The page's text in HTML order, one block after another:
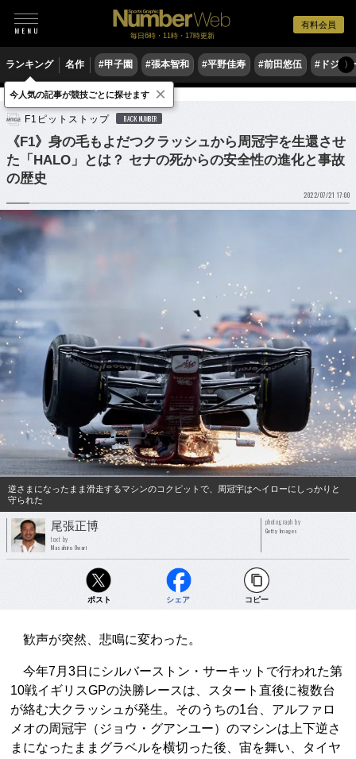
有料会員
毎日6時・11時・17時更新
ランキング 名作 #甲子園 #張本智和 #平野佳寿 #前田悠伍 #ドジャ
〉
モータースポーツ F1
F1ピットストップ BACK NUMBER
《F1》身の毛もよだつクラッシュから周冠宇を生還させ
た「HALO」とは？ セナの死からの安全性の進化と事故
の歴史
2022/07/21 17:00
逆さまになったまま滑走するマシンのコクピットで、周冠宇はヘイローにしっかりと
守られた
尾張正博
text by
Masahiro Owari
photograph by
Getty Images
ポスト シェア コピー
歓声が突然、悲鳴に変わった。
今年7月3日にシルバーストン・サーキットで行われた第
10戦イギリスGPの決勝レースは、スタート直後に複数台
が絡む大クラッシュが発生。そのうちの1台、アルファロ
メオの周冠宇（ジョウ・グアンユー）のマシンは上下逆さ
まになったままグラベルを横切った後、宙を舞い、タイヤ
今人気の記事が競技ごとに探せます ×